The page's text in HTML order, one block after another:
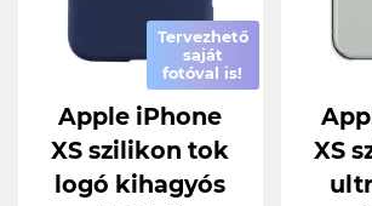
Tervezhető
saját
fotóval is!
Apple iPhone
XS szilikon tok
logó kihagyós
XS